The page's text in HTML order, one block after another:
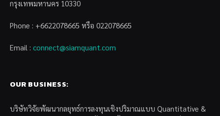
กรุงเทพมหานคร 10330
Phone : +6622078665 หรือ 022078665
Email : connect@siamquant.com
OUR BUSINESS:
บริษัทวิจัยพัฒนากลยุทธ์การลงทุนเชิงปริมาณแบบ Quantitative &